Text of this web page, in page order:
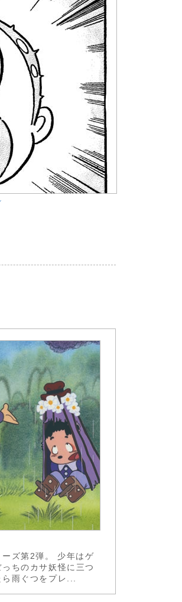
ズ第2弾。 少年はゲ
ちのカサ妖怪に三つ
雨ぐつをプレ...